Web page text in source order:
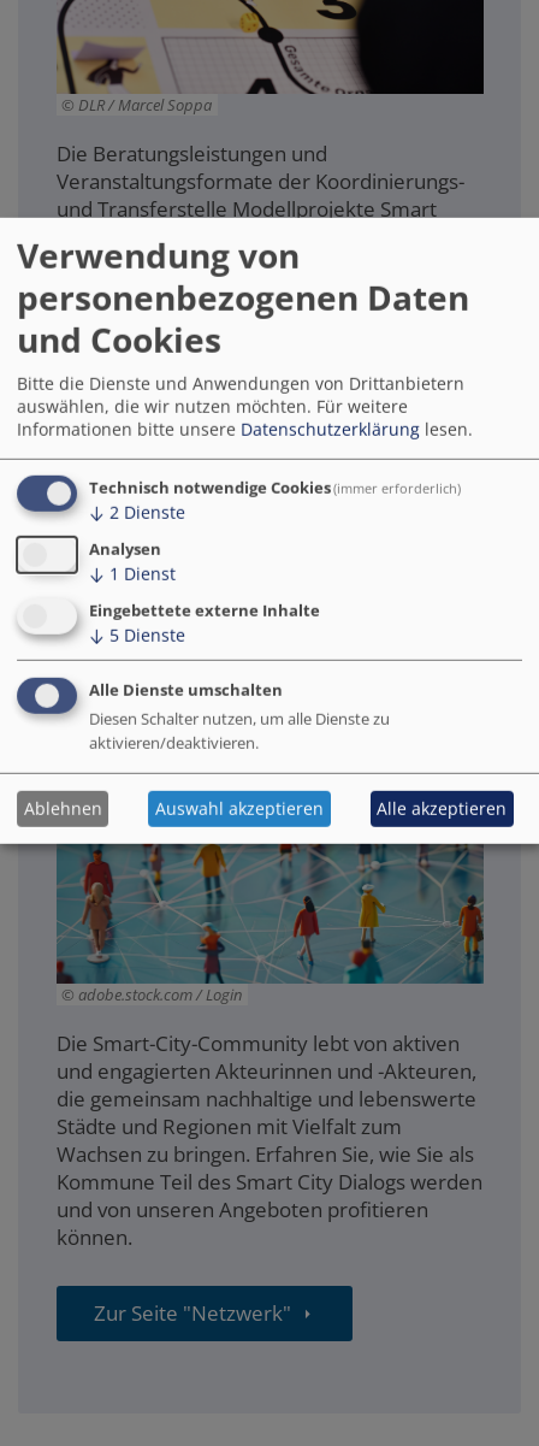
DLR / Marcel Soppa
Die Beratungsleistungen und
Veranstaltungsformate der Koordinierungs-
und Transferstelle Modellprojekte Smart
Cities (KTS) sind auf die spezifischen
Anforderungen von Kommunen abgestimmt,
die sich zu Smart Cities weiterentwickeln
möchten. Dabei spielt es keine Rolle, ob sie
am Anfang dieses Prozesses stehen oder
schon umfassende Maßnahmen ergriffen
haben.
Zur Seite "Beratung"
Netzwerk
adobe.stock.com / Login
Die Smart-City-Community lebt von aktiven
und engagierten Akteurinnen und -Akteuren,
die gemeinsam nachhaltige und lebenswerte
Städte und Regionen mit Vielfalt zum
Wachsen zu bringen. Erfahren Sie, wie Sie als
Kommune Teil des Smart City Dialogs werden
und von unseren Angeboten profitieren
können.
Zur Seite "Netzwerk"
Verwendung von
personenbezogenen Daten
und Cookies
Bitte die Dienste und Anwendungen von Drittanbietern
auswählen, die wir nutzen möchten. Für weitere
Informationen bitte unsere Datenschutzerklärung lesen.
Technisch notwendige Cookies(immer erforderlich)
↓ 2 Dienste
Analysen
↓ 1 Dienst
Eingebettete externe Inhalte
↓ 5 Dienste
Alle Dienste umschalten
Diesen Schalter nutzen, um alle Dienste zu
aktivieren/deaktivieren.
Ablehnen Auswahl akzeptieren Alle akzeptieren